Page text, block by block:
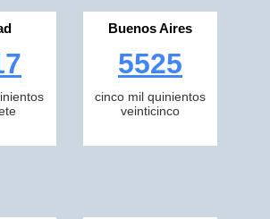
Buenos Aires
5525
cinco mil quinientos
veinticinco